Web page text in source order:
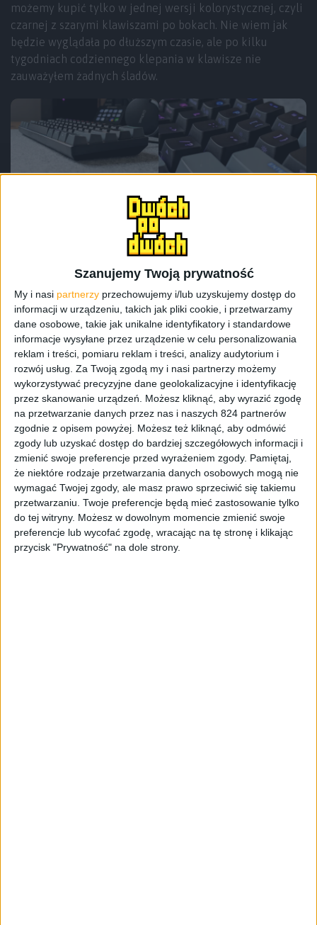
Szanujemy Twoją prywatność
My i nasi partnerzy przechowujemy i/lub uzyskujemy dostęp do
informacji w urządzeniu, takich jak pliki cookie, i przetwarzamy
dane osobowe, takie jak unikalne identyfikatory i standardowe
informacje wysyłane przez urządzenie w celu personalizowania
reklam i treści, pomiaru reklam i treści, analizy audytorium i
rozwój usług. Za Twoją zgodą my i nasi partnerzy możemy
wykorzystywać precyzyjne dane geolokalizacyjne i identyfikację
przez skanowanie urządzeń. Możesz kliknąć, aby wyrazić zgodę
na przetwarzanie danych przez nas i naszych 824 partnerów
zgodnie z opisem powyżej. Możesz też kliknąć, aby odmówić
zgody lub uzyskać dostęp do bardziej szczegółowych informacji i
zmienić swoje preferencje przed wyrażeniem zgody. Pamiętaj,
że niektóre rodzaje przetwarzania danych osobowych mogą nie
wymagać Twojej zgody, ale masz prawo sprzeciwić się takiemu
przetwarzaniu. Twoje preferencje będą mieć zastosowanie tylko
do tej witryny. Możesz w dowolnym momencie zmienić swoje
preferencje lub wycofać zgodę, wracając na tę stronę i klikając
przycisk "Prywatność" na dole strony.
możemy kupić tylko w jednej wersji kolorystycznej, czyli
czarnej z szarymi klawiszami po bokach. Nie wiem jak
będzie wyglądała po dłuższym czasie, ale po kilku
tygodniach codziennego klepania w klawisze nie
zauważyłem żadnych śladów.
Klawiaturę do komputera (i nie tylko, o czym niżej)
podłączamy kablem USB-A do USB-C, który ma około
półtora metra. Nie jest jednak mistrzem giętkości i nie
ma oplotu, więc nie da się go ułożyć na biurku tak jakbym
chciał. Tak, dobrze kojarzycie, nie jest to klawiatura
bezprzewodowa, nie można jej podłączyć do komputera
czy innego sprzętu po bluetooth czy radiowo. Tylko
kabel.
Na początek – aktualizacja
Zapytajcie sami siebie – kiedy ostatnio aktualizowaliście
klawiaturę? Pewnie większość z was odpowie „Nigdy”, ale
jeśli kupicie Trust GXT 867 Acira, to raczej będziecie
musieli to zrobić. Ja musiałem, co z jednej strony było